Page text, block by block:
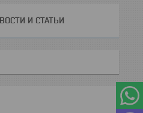
И СТАТЬИ